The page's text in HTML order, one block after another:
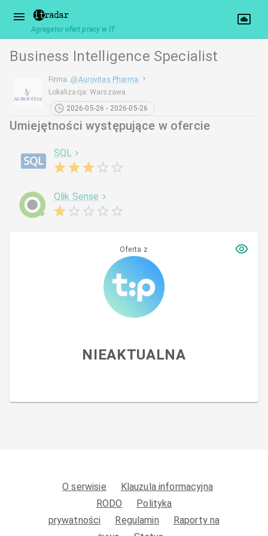
Agregator ofert pracy w IT
Business Intelligence Specialist
Firma: @Aurovitas Pharma
Lokalizacja:Warszawa
2026-05-26 - 2026-05-26
Umiejętności występujące w ofercie
SQL
Qlik Sense
Oferta z
NIEAKTUALNA
O serwisie
Klauzula informacyjna
RODO
Polityka
prywatności
Regulamin
Raporty na